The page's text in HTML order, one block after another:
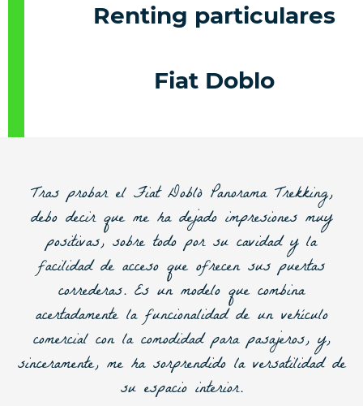
Renting particulares
Fiat Doblo
Tras probar el Fiat Doblò Panorama Trekking,
debo decir que me ha dejado impresiones muy
positivas, sobre todo por su cavidad y la
facilidad de acceso que ofrecen sus puertas
correderas. Es un modelo que combina
acertadamente la funcionalidad de un vehículo
comercial con la comodidad para pasajeros, y,
sinceramente, me ha sorprendido la versatilidad de
su espacio interior.